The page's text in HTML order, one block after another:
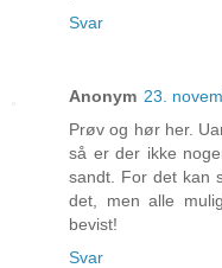
Svar
Anonym 23.
Prøv og hør her.
så er der ikke
sandt. For det kan
det, men alle
bevist!
Svar